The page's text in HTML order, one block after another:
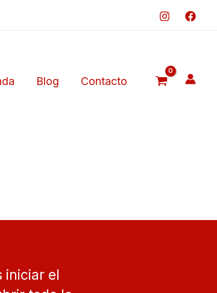
Blog Contacto
iniciar el